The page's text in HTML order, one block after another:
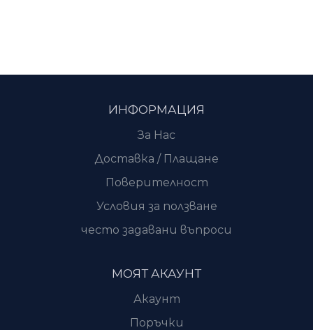
ИНФОРМАЦИЯ
За Нас
Доставка / Плащане
Поверителност
Условия за ползване
често задавани въпроси
МОЯТ АКАУНТ
Акаунт
Поръчки